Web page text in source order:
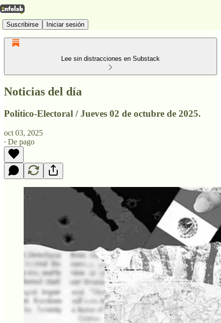
Suscribirse Iniciar sesión
Lee sin distracciones en Substack
Noticias del día
Político-Electoral / Jueves 02 de octubre de 2025.
oct 03, 2025
∙ De pago